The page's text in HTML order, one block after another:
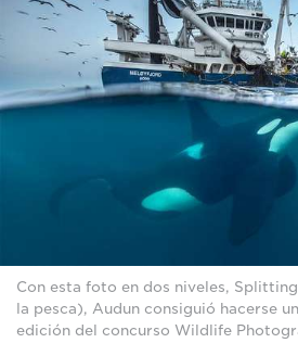
Con esta foto en dos niveles,
la pesca), Audun consiguió hacerse
edición del concurso Wildlife